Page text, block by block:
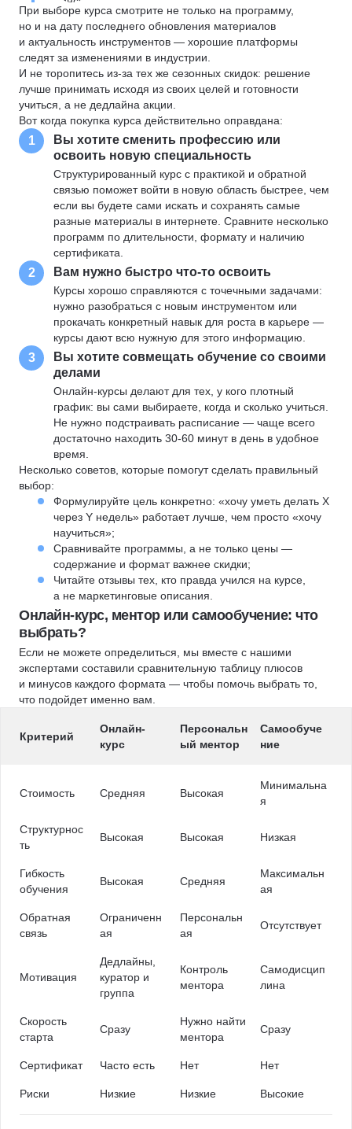
При выборе курса смотрите не только на программу,
но и на дату последнего обновления материалов
и актуальность инструментов — хорошие платформы
следят за изменениями в индустрии.
И не торопитесь из-за тех же сезонных скидок: решение
лучше принимать исходя из своих целей и готовности
учиться, а не дедлайна акции.
Вот когда покупка курса действительно оправдана:
1
Вы хотите сменить профессию или
освоить новую специальность
Структурированный курс с практикой и обратной
связью поможет войти в новую область быстрее, чем
если вы будете сами искать и сохранять самые
разные материалы в интернете. Сравните несколько
программ по длительности, формату и наличию
сертификата.
2 Вам нужно быстро что-то освоить
Курсы хорошо справляются с точечными задачами:
нужно разобраться с новым инструментом или
прокачать конкретный навык для роста в карьере —
курсы дают всю нужную для этого информацию.
3
Вы хотите совмещать обучение со своими
делами
Онлайн-курсы делают для тех, у кого плотный
график: вы сами выбираете, когда и сколько учиться.
Не нужно подстраивать расписание — чаще всего
достаточно находить 30-60 минут в день в удобное
время.
Несколько советов, которые помогут сделать правильный
выбор:
Формулируйте цель конкретно: «хочу уметь делать X
через Y недель» работает лучше, чем просто «хочу
научиться»;
Сравнивайте программы, а не только цены —
содержание и формат важнее скидки;
Читайте отзывы тех, кто правда учился на курсе,
а не маркетинговые описания.
Онлайн-курс, ментор или самообучение: что
выбрать?
Если не можете определиться, мы вместе с нашими
экспертами составили сравнительную таблицу плюсов
и минусов каждого формата — чтобы помочь выбрать то,
что подойдет именно вам.
Критерий
Онлайн-
курс
Персональн
ый ментор
Самообуче
ние
Стоимость Средняя Высокая
Минимальна
я
Структурнос
ть
Высокая Высокая Низкая
Гибкость
обучения
Высокая Средняя
Максимальн
ая
Обратная
связь
Ограниченн
ая
Персональн
ая
Отсутствует
Мотивация
Дедлайны,
куратор и
группа
Контроль
ментора
Самодисцип
лина
Скорость
старта
Сразу
Нужно найти
ментора
Сразу
Сертификат Часто есть Нет Нет
Риски Низкие Низкие Высокие